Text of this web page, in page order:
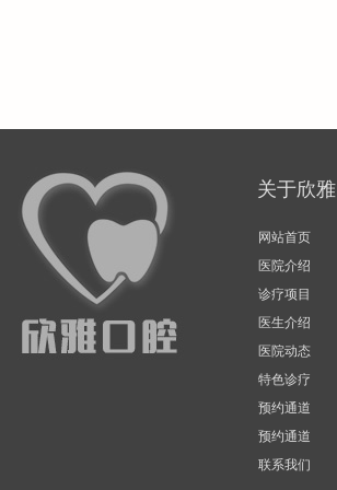
关于欣雅
网站首页
医院介绍
诊疗项目
医生介绍
医院动态
特色诊疗
预约通道
预约通道
联系我们